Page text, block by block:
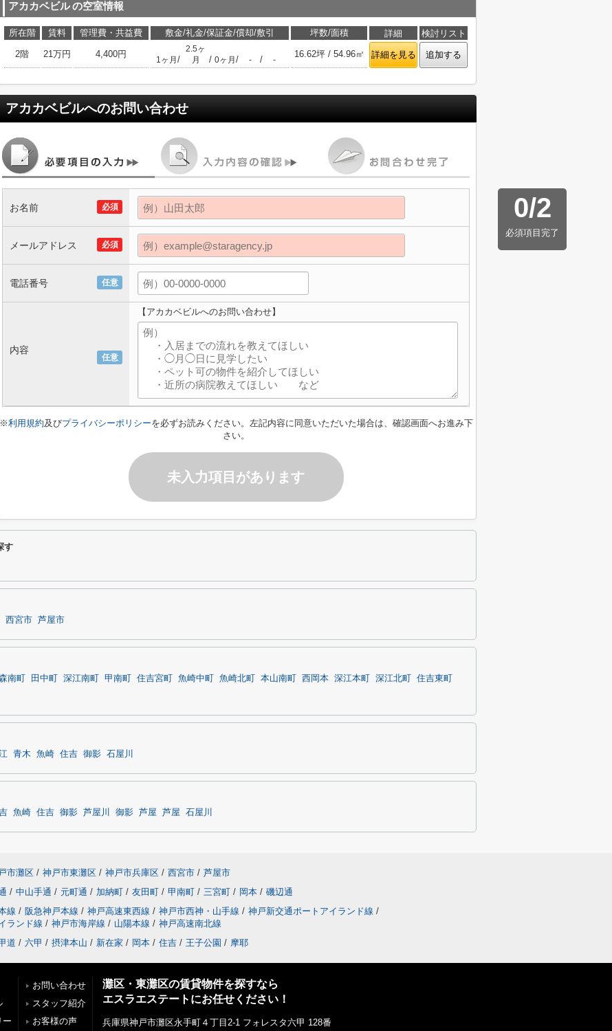
アカカベビルの空室情報
所在階 賃料 管理費・共益費 敷金/礼金/保証金/償却/敷引 坪数/面積 詳細
検討リスト
2階
21万円 4,400円
1ヶ月 /
2.5ヶ
月
/ 0ヶ月 / - / -
16.62坪 / 54.96㎡ 詳細を見る 追加する
アカカベビルへのお問い合わせ
0/2
必須項目完了
必須
お名前
必須
メールアドレス
任意
電話番号
任意
内容
【アカカベビルへのお問い合わせ】
※利用規約及びプライバシーポリシーを必ずお読みください。左記内容に同意いただいた場合は、確認画面へお進み下
さい。
未入力項目があります
す
西宮市 芦屋市
南町 田中町 深江南町 甲南町 住吉宮町 魚崎中町 魚崎北町 本山南町 西岡本 深江本町 深江北町
住吉東町
青木 魚崎 住吉 御影 石屋川
魚崎 住吉 御影 芦屋川 御影 芦屋 芦屋 石屋川
市灘区 / 神戸市東灘区 / 神戸市兵庫区 / 西宮市 / 芦屋市
/ 中山手通 / 元町通 / 加納町 / 友田町 / 甲南町 / 三宮町 / 岡本 / 磯辺通
線 / 阪急神戸本線 / 神戸高速東西線 / 神戸市西神・山手線 / 神戸新交通ポートアイランド線 /
ランド線 / 神戸市海岸線 / 山陽本線 / 神戸高速南北線
道 / 六甲 / 摂津本山 / 新在家 / 岡本 / 住吉 / 王子公園 / 摩耶
ー
お問い合わせ
スタッフ紹介
お客様の声
灘区・東灘区の賃貸物件を探すなら
エスラエステートにお任せください！
兵庫県神戸市灘区永手町４丁目2-1 フォレスタ六甲 128番